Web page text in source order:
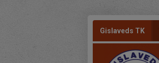
Gislaveds TK